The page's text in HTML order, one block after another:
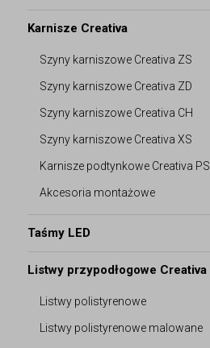
Karnisze Creativa
Szyny karniszowe Creativa ZS
Szyny karniszowe Creativa ZD
Szyny karniszowe Creativa CH
Szyny karniszowe Creativa XS
Karnisze podtynkowe Creativa PS
Akcesoria montażowe
Taśmy LED
Listwy przypodłogowe Creativa
Listwy polistyrenowe
Listwy polistyrenowe malowane